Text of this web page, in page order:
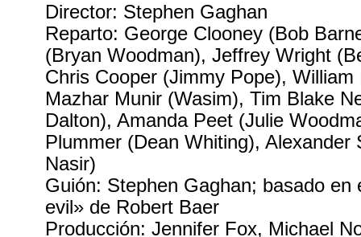
Director: Stephen Gaghan
Reparto: George Clooney (Bob
(Bryan Woodman), Jeffrey Wright
Chris Cooper (Jimmy Pope),
Mazhar Munir (Wasim), Tim Blake
Dalton), Amanda Peet (Julie
Plummer (Dean Whiting), Alexander
Nasir)
Guión: Stephen Gaghan; basado en
evil» de Robert Baer
Producción: Jennifer Fox, Michael